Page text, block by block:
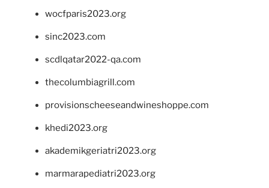
wocfparis2023.org
sinc2023.com
scdlqatar2022-qa.com
thecolumbiagrill.com
provisionscheeseandwineshoppe.com
khedi2023.org
akademikgeriatri2023.org
marmarapediatri2023.org